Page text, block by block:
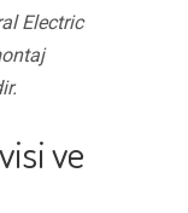
Electric
ve